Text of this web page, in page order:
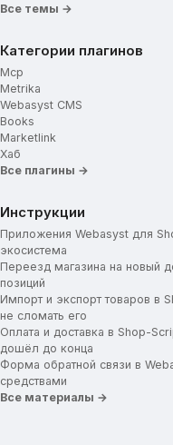
Все темы →
Категории плагинов
Mcp
Metrika
Webasyst CMS
Books
Marketlink
Хаб
Все плагины →
Инструкции
Приложения Webasyst для
экосистема
Переезд магазина на новый
позиций
Импорт и экспорт товаров в
не сломать его
Оплата и доставка в Shop-
дошёл до конца
Форма обратной связи в
средствами
Все материалы →